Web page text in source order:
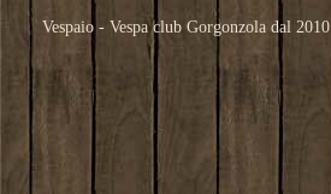
Vespaio - Vespa club Gorgonzola dal 2010